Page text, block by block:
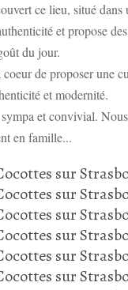
ce lieu, situé
et propose
du jour.
de proposer une
et modernité.
et convivial.
en famille...